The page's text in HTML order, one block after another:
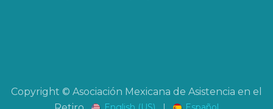
Copyright © Asociación Mexicana de Asistencia en el